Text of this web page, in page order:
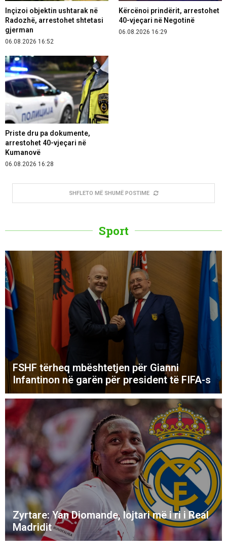
Inçizoi objektin ushtarak në
Radozhë, arrestohet shtetasi
gjerman
06.08.2026 16:52
Kërcënoi prindërit, arrestohet
40-vjeçari në Negotinë
06.08.2026 16:29
Priste dru pa dokumente,
arrestohet 40-vjeçari në
Kumanovë
06.08.2026 16:28
SHFLETO MË SHUMË POSTIME
Sport
FSHF tërheq mbështetjen për Gianni
Infantinon në garën për president të FIFA-s
Zyrtare: Yan Diomande, lojtari më i ri i Real
Madridit